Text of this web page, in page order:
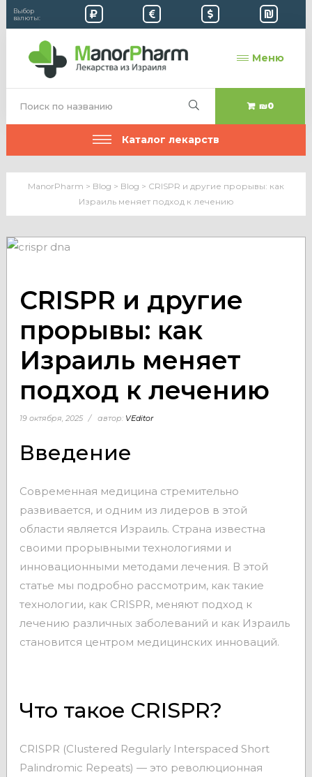
Выбор
валюты:
Меню
₪0
Каталог лекарств
ManorPharm > Blog > Blog > CRISPR и другие прорывы: как
Израиль меняет подход к лечению
CRISPR и другие
прорывы: как
Израиль меняет
подход к лечению
19 октября, 2025 автор: VEditor
Введение
Современная медицина стремительно
развивается, и одним из лидеров в этой
области является Израиль. Страна известна
своими прорывными технологиями и
инновационными методами лечения. В этой
статье мы подробно рассмотрим, как такие
технологии, как CRISPR, меняют подход к
лечению различных заболеваний и как Израиль
становится центром медицинских инноваций.
Что такое CRISPR?
CRISPR (Clustered Regularly Interspaced Short
Palindromic Repeats) — это революционная